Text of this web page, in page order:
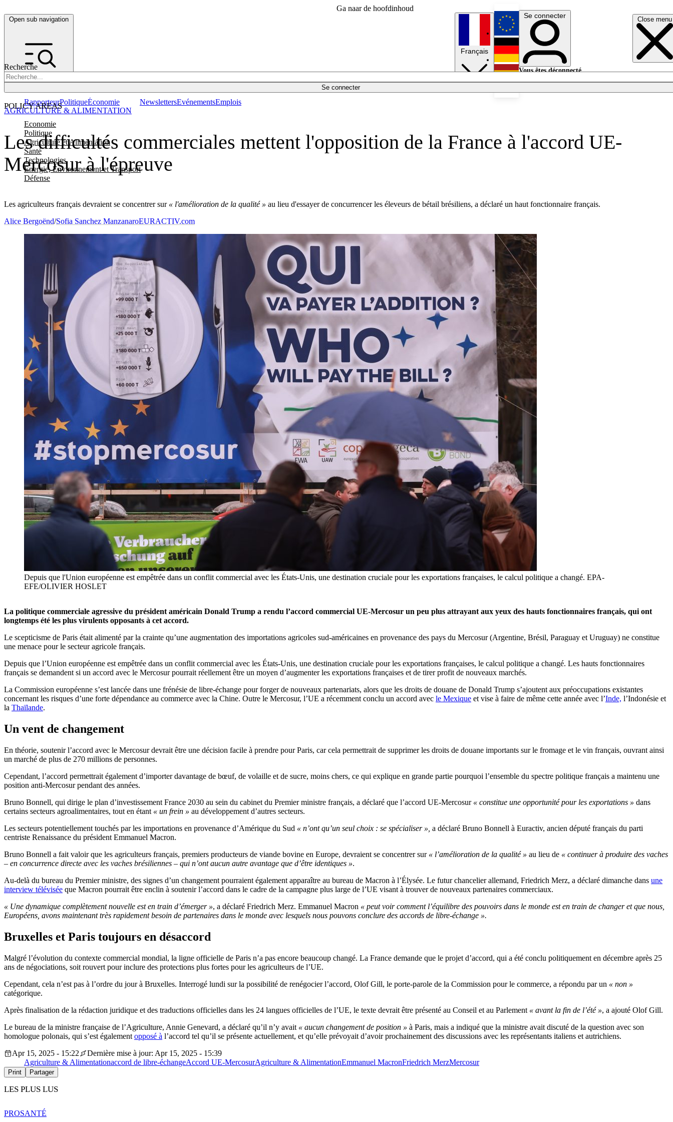
Ga naar de hoofdinhoud
Open sub navigation Close menu
Recherche
Se connecter
POLICY AREAS
Economie
Politique
Agriculture et Alimentation
Santé
Technologies
Energie, Environnement et Transport
Défense
RapporteurPolitiqueÉconomie NewslettersEvénementsEmplois
Français
English
Deutsch
Se connecter
Vous êtes déconnecté.
Les difficultés commerciales mettent l'opposition de la France à l'accord UE-
Mercosur à l'épreuve
Les agriculteurs français devraient se concentrer sur « l'amélioration de la qualité » au lieu d'essayer de concurrencer les éleveurs de bétail brésiliens, a déclaré un haut fonctionnaire français.
AGRICULTURE & ALIMENTATION
Alice Bergoënd/Sofia Sanchez ManzanaroEURACTIV.com
Depuis que l'Union européenne est empêtrée dans un conflit commercial avec les États-Unis, une destination cruciale pour les exportations françaises, le calcul politique a changé. EPA-
EFE/OLIVIER HOSLET
La politique commerciale agressive du président américain Donald Trump a rendu l’accord commercial UE-Mercosur un peu plus attrayant aux yeux des hauts fonctionnaires français, qui ont
longtemps été les plus virulents opposants à cet accord.
Le scepticisme de Paris était alimenté par la crainte qu’une augmentation des importations agricoles sud-américaines en provenance des pays du Mercosur (Argentine, Brésil, Paraguay et Uruguay) ne constitue
une menace pour le secteur agricole français.
Depuis que l’Union européenne est empêtrée dans un conflit commercial avec les États-Unis, une destination cruciale pour les exportations françaises, le calcul politique a changé. Les hauts fonctionnaires
français se demandent si un accord avec le Mercosur pourrait réellement être un moyen d’augmenter les exportations françaises et de tirer profit de nouveaux marchés.
La Commission européenne s’est lancée dans une frénésie de libre-échange pour forger de nouveaux partenariats, alors que les droits de douane de Donald Trump s’ajoutent aux préoccupations existantes
concernant les risques d’une forte dépendance au commerce avec la Chine. Outre le Mercosur, l’UE a récemment conclu un accord avec le Mexique et vise à faire de même cette année avec l’Inde, l’Indonésie et
la Thaïlande.
Un vent de changement
En théorie, soutenir l’accord avec le Mercosur devrait être une décision facile à prendre pour Paris, car cela permettrait de supprimer les droits de douane importants sur le fromage et le vin français, ouvrant ainsi
un marché de plus de 270 millions de personnes.
Cependant, l’accord permettrait également d’importer davantage de bœuf, de volaille et de sucre, moins chers, ce qui explique en grande partie pourquoi l’ensemble du spectre politique français a maintenu une
position anti-Mercosur pendant des années.
Bruno Bonnell, qui dirige le plan d’investissement France 2030 au sein du cabinet du Premier ministre français, a déclaré que l’accord UE-Mercosur « constitue une opportunité pour les exportations » dans
certains secteurs agroalimentaires, tout en étant « un frein » au développement d’autres secteurs.
Les secteurs potentiellement touchés par les importations en provenance d’Amérique du Sud « n’ont qu’un seul choix : se spécialiser », a déclaré Bruno Bonnell à Euractiv, ancien député français du parti
centriste Renaissance du président Emmanuel Macron.
Bruno Bonnell a fait valoir que les agriculteurs français, premiers producteurs de viande bovine en Europe, devraient se concentrer sur « l’amélioration de la qualité » au lieu de « continuer à produire des vaches
– en concurrence directe avec les vaches brésiliennes – qui n’ont aucun autre avantage que d’être identiques ».
Au-delà du bureau du Premier ministre, des signes d’un changement pourraient également apparaître au bureau de Macron à l’Élysée. Le futur chancelier allemand, Friedrich Merz, a déclaré dimanche dans une
interview télévisée que Macron pourrait être enclin à soutenir l’accord dans le cadre de la campagne plus large de l’UE visant à trouver de nouveaux partenaires commerciaux.
« Une dynamique complètement nouvelle est en train d’émerger », a déclaré Friedrich Merz. Emmanuel Macron « peut voir comment l’équilibre des pouvoirs dans le monde est en train de changer et que nous,
Européens, avons maintenant très rapidement besoin de partenaires dans le monde avec lesquels nous pouvons conclure des accords de libre-échange ».
Bruxelles et Paris toujours en désaccord
Malgré l’évolution du contexte commercial mondial, la ligne officielle de Paris n’a pas encore beaucoup changé. La France demande que le projet d’accord, qui a été conclu politiquement en décembre après 25
ans de négociations, soit rouvert pour inclure des protections plus fortes pour les agriculteurs de l’UE.
Cependant, cela n’est pas à l’ordre du jour à Bruxelles. Interrogé lundi sur la possibilité de renégocier l’accord, Olof Gill, le porte-parole de la Commission pour le commerce, a répondu par un « non »
catégorique.
Après finalisation de la rédaction juridique et des traductions officielles dans les 24 langues officielles de l’UE, le texte devrait être présenté au Conseil et au Parlement « avant la fin de l’été », a ajouté Olof Gill.
Le bureau de la ministre française de l’Agriculture, Annie Genevard, a déclaré qu’il n’y avait « aucun changement de position » à Paris, mais a indiqué que la ministre avait discuté de la question avec son
homologue polonais, qui s’est également opposé à l’accord tel qu’il se présente actuellement, et qu’elle prévoyait d’avoir prochainement des discussions avec les représentants italiens et autrichiens.
Apr 15, 2025 - 15:22
Dernière mise à jour: Apr 15, 2025 - 15:39
Agriculture & Alimentationaccord de libre-échangeAccord UE-MercosurAgriculture & AlimentationEmmanuel MacronFriedrich MerzMercosur
Print Partager
LES PLUS LUS
PROSANTÉ